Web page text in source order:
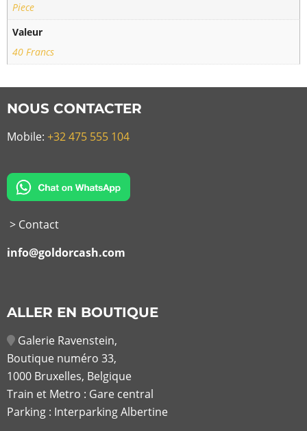
Piece
Valeur
40 Francs
NOUS CONTACTER
Mobile: +32 475 555 104
> Contact
info@goldorcash.com
ALLER EN BOUTIQUE
Galerie Ravenstein,
Boutique numéro 33,
1000 Bruxelles, Belgique
Train et Metro : Gare central
Parking : Interparking Albertine